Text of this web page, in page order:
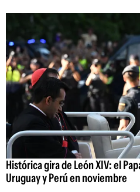
Histórica gira de León XIV: el
Uruguay y Perú en noviembre